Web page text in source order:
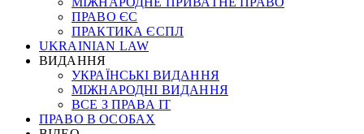
ПРАВО ЄС
ПРАКТИКА ЄСПЛ
UKRAINIAN LAW
ВИДАННЯ
УКРАЇНСЬКІ ВИДАННЯ
МІЖНАРОДНІ ВИДАННЯ
ВСЕ З ПРАВА ІТ
ПРАВО В ОСОБАХ